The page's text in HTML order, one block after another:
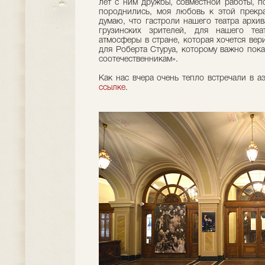
лет с ним дружбы, совместной работы,
породнились, моя любовь к этой
думаю, что гастроли нашего театра
грузинских зрителей, для нашего
атмосферы в стране, которая хочется
для Роберта Стуруа, которому важно
соотечественникам».
Как нас вчера очень тепло встречали в
ссылке.